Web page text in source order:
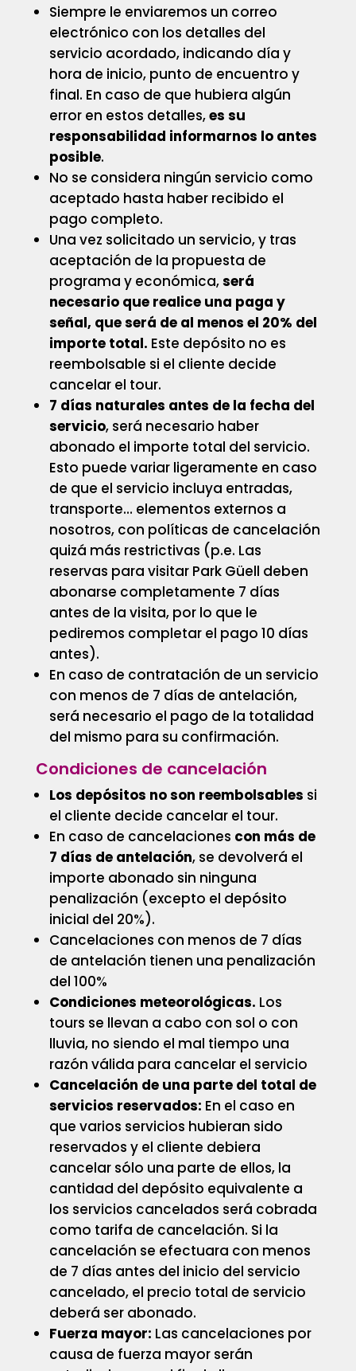
Siempre le enviaremos un correo
electrónico con los detalles del
servicio acordado, indicando día y
hora de inicio, punto de encuentro y
final. En caso de que hubiera algún
error en estos detalles,es su
responsabilidad informarnos lo antes
posible.
No se considera ningún servicio como
aceptado hasta haber recibido el
pago completo.
Una vez solicitado un servicio, y tras
aceptación de la propuesta de
programa y económica,será
necesario que realice una paga y
señal, que será de al menos el 20% del
importe total. Este depósito no es
reembolsable si el cliente decide
cancelar el tour.
7 días naturales antes de la fecha del
servicio, será necesario haber
abonado el importe total del servicio.
Esto puede variar ligeramente en caso
de que el servicio incluya entradas,
transporte… elementos externos a
nosotros, con políticas de cancelación
quizá más restrictivas (p.e. Las
reservas para visitar Park Güell deben
abonarse completamente 7 días
antes de la visita, por lo que le
pediremos completar el pago 10 días
antes).
En caso de contratación de un servicio
con menos de 7 días de antelación,
será necesario el pago de la totalidad
del mismo para su confirmación.
Condiciones de cancelación
Los depósitos no son reembolsables si
el cliente decide cancelar el tour.
En caso de cancelaciones con más de
7 días de antelación, se devolverá el
importe abonado sin ninguna
penalización (excepto el depósito
inicial del 20%).
Cancelaciones con menos de 7 días
de antelación tienen una penalización
del 100%
Condiciones meteorológicas. Los
tours se llevan a cabo con sol o con
lluvia, no siendo el mal tiempo una
razón válida para cancelar el servicio
Cancelación de una parte del total de
servicios reservados: En el caso en
que varios servicios hubieran sido
reservados y el cliente debiera
cancelar sólo una parte de ellos, la
cantidad del depósito equivalente a
los servicios cancelados será cobrada
como tarifa de cancelación. Si la
cancelación se efectuara con menos
de 7 días antes del inicio del servicio
cancelado, el precio total de servicio
deberá ser abonado.
Fuerza mayor: Las cancelaciones por
causa de fuerza mayor serán